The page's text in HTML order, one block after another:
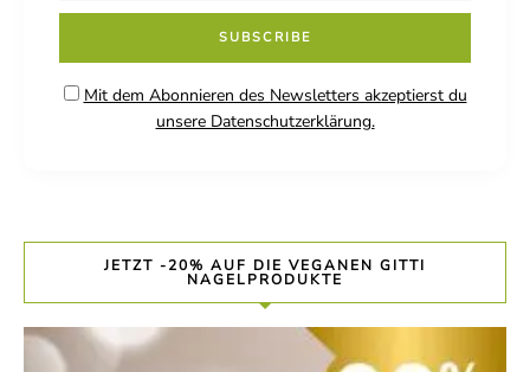
Mit dem Abonnieren des Newsletters akzeptierst du
unsere Datenschutzerklärung.
JETZT -20% AUF DIE VEGANEN GITTI
NAGELPRODUKTE